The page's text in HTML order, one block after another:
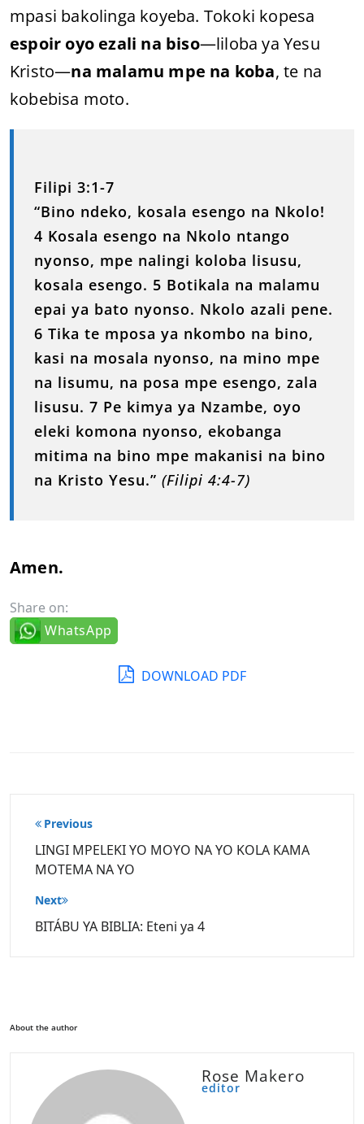
mpasi bakolinga koyeba. Tokoki kopesa
espoir oyo ezali na biso—liloba ya Yesu
Kristo—na malamu mpe na koba, te na
kobebisa moto.
Filipi 3:1-7
“Bino ndeko, kosala esengo na Nkolo!
4 Kosala esengo na Nkolo ntango
nyonso, mpe nalingi koloba lisusu,
kosala esengo. 5 Botikala na malamu
epai ya bato nyonso. Nkolo azali pene.
6 Tika te mposa ya nkombo na bino,
kasi na mosala nyonso, na mino mpe
na lisumu, na posa mpe esengo, zala
lisusu. 7 Pe kimya ya Nzambe, oyo
eleki komona nyonso, ekobanga
mitima na bino mpe makanisi na bino
na Kristo Yesu.” (Filipi 4:4-7)
Amen.
Share on:
WhatsApp
DOWNLOAD PDF
Post
navigation
Previous
LINGI MPELEKI YO MOYO NA YO KOLA KAMA
MOTEMA NA YO
Next
BITÁBU YA BIBLIA: Eteni ya 4
About the author
Rose Makero
editor